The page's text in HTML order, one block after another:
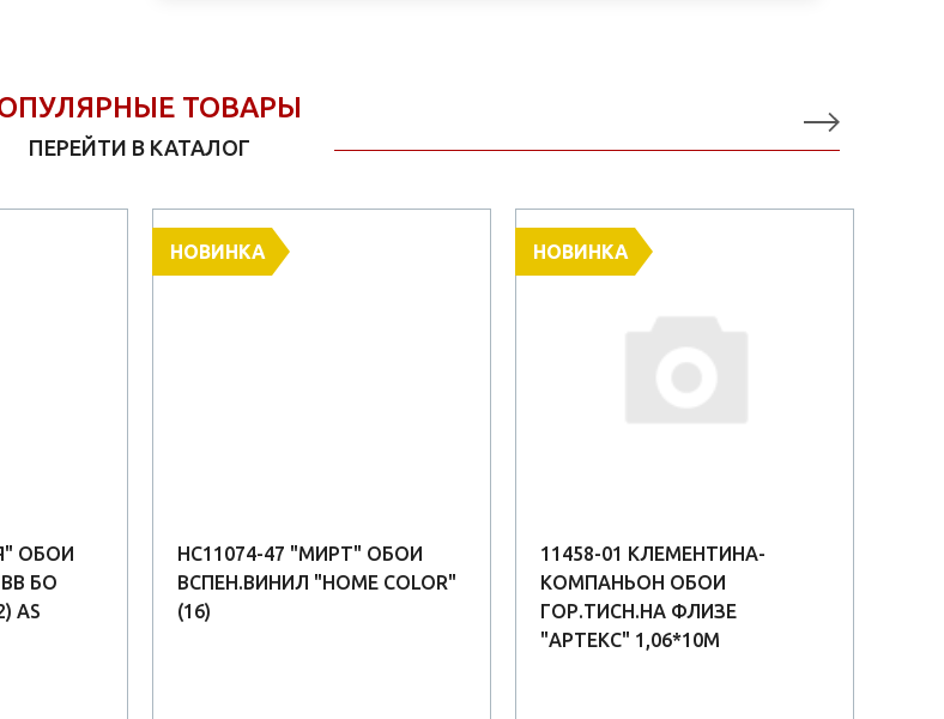
ТОВАРЫ
ПЕРЕЙТИ В КАТАЛОГ
ОБОИ
БО
AS
НОВИНКА
HC11074-47 "МИРТ" ОБОИ
ВСПЕН.ВИНИЛ "HOME COLOR"
(16)
НОВИНКА
11458-01 КЛЕМЕНТИНА-
КОМПАНЬОН ОБОИ
ГОР.ТИСН.НА ФЛИЗЕ
"АРТЕКС" 1,06*10М